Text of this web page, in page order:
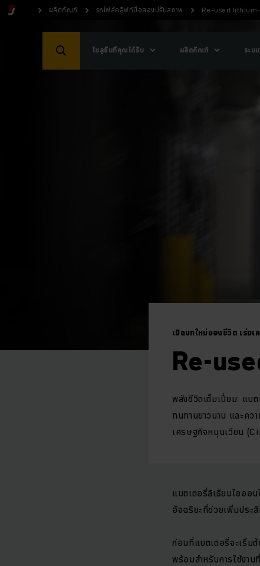
ผลิตภัณฑ์ รถโฟล์คลิฟท์มือสองปรับสภาพ Re-used
โซลูชั่นที่คุณได้รับ ผลิตภัณฑ์ ระบ
เปิดบทใหม่ของชีวิต เร่ง
Re-
พลังชีวิตเต็มเปี่ยม: แบต
ทนทานยาวนาน และค
เศรษฐกิจหมุนเวียน
แบตเตอรี่ลิเธียมไอออ
อัจฉริยะที่ช่วยเพิ่มประสิ
ก่อนที่แบตเตอรี่จะเริ่ม
พร้อมสำหรับการใช้งา